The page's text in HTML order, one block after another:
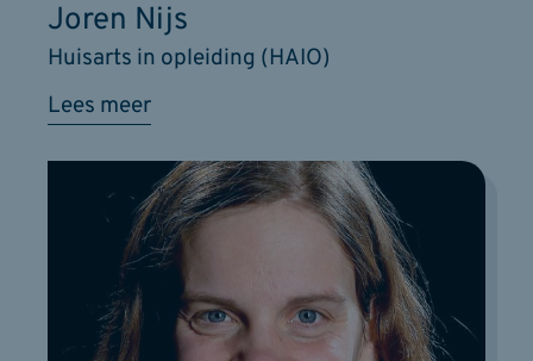
Lees meer
Huisarts in opleiding (HAIO)
Joren Nijs